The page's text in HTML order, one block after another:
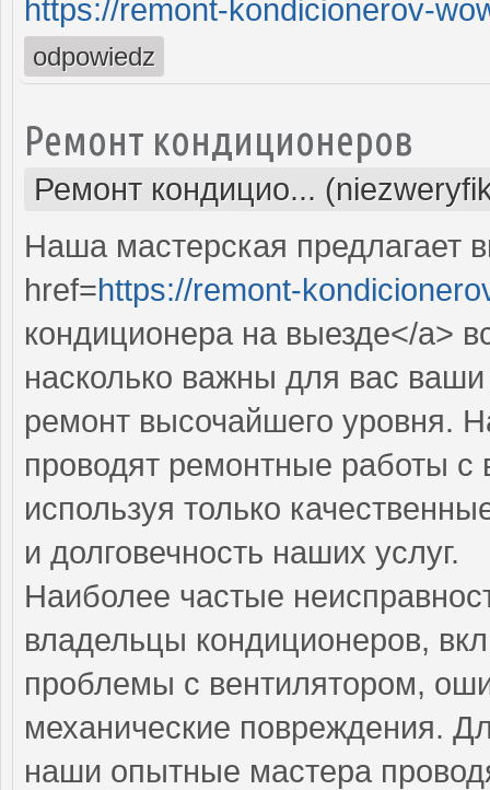
https://remont-kondicionerov-
odpowiedz
Ремонт кондиционеров
Ремонт кондицио...
Наша мастерская предлагает
href=https://remont-
кондиционера на выезде</a>
насколько важны для вас
ремонт высочайшего уровня.
проводят ремонтные работы с
используя только
и долговечность наших услуг.
Наиболее частые
владельцы кондиционеров,
проблемы с вентилятором,
механические повреждения.
наши опытные мастера